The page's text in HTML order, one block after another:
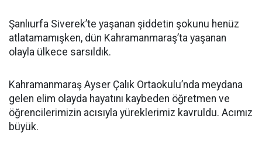
Şanlıurfa Siverek’te yaşanan şiddetin şokunu henüz
atlatamamışken, dün Kahramanmaraş’ta yaşanan
olayla ülkece sarsıldık.
Kahramanmaraş Ayser Çalık Ortaokulu’nda meydana
gelen elim olayda hayatını kaybeden öğretmen ve
öğrencilerimizin acısıyla yüreklerimiz kavruldu. Acımız
büyük.